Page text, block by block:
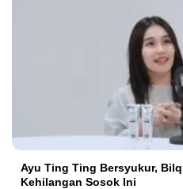
Ayu Ting Ting Bersyukur,
Kehilangan Sosok Ini